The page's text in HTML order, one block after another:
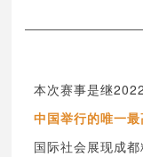
本次赛事是继
中国举行的唯一
国际社会展现成